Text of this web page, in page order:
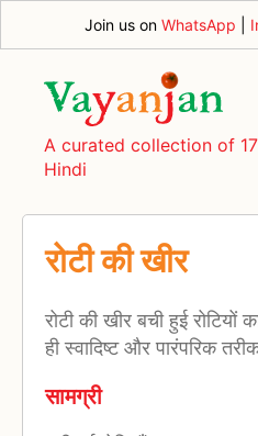
Join us on WhatsApp
A curated collection of
Hindi
रोटी की खीर
रोटी की खीर बची हुई
ही स्वादिष्ट और पारंपरिक
सामग्री